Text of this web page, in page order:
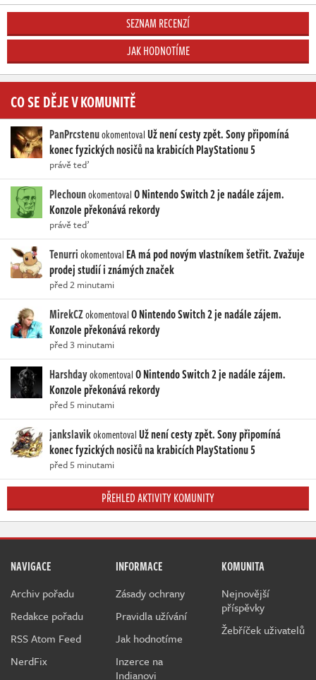
SEZNAM RECENZÍ
JAK HODNOTÍME
CO SE DĚJE V KOMUNITĚ
PanPrcstenuokomentovalUž není cesty zpět. Sony připomíná
konec fyzických nosičů na krabicích PlayStationu 5
právě teď
PlechounokomentovalO Nintendo Switch 2 je nadále zájem.
Konzole překonává rekordy
právě teď
Tenurriokomentoval EA má pod novým vlastníkem šetřit. Zvažuje
prodej studií i známých značek
před 2 minutami
MirekCZokomentovalO Nintendo Switch 2 je nadále zájem.
Konzole překonává rekordy
před 3 minutami
HarshdayokomentovalO Nintendo Switch 2 je nadále zájem.
Konzole překonává rekordy
před 5 minutami
jankslavikokomentovalUž není cesty zpět. Sony připomíná
konec fyzických nosičů na krabicích PlayStationu 5
před 5 minutami
PŘEHLED AKTIVITY KOMUNITY
NAVIGACE
Archiv pořadu
Redakce pořadu
RSS Atom Feed
NerdFix
INFORMACE
Zásady ochrany
Pravidla užívání
Jak hodnotíme
Inzerce na
Indianovi
KOMUNITA
Nejnovější
příspěvky
Žebříček uživatelů